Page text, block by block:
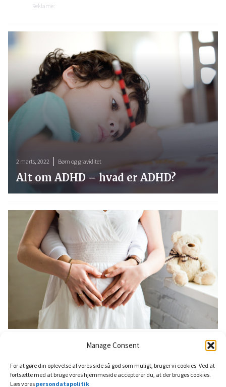
Manage Consent
For at gøre din oplevelse af vores side så god som muligt, bruger vi cookies. Ved at
fortsætte med at bruge vores hjemmeside accepterer du, at der bruges cookies.
Læs vores persondatapolitik
Reklame:
Børn og graviditet
Menstruation er en blødning fra livmoderen. Cirka 14 dage efter menstruationen får man normalt ægløsning, og så er det muligt at blive gravid. Der skal være et modent æg i æggelederen samt sædceller, for at en befrugtning kan finde sted. Sommetider kommer der alligevel ingen graviditet, og det kan skyldes forskellige ting. Man kan få hjælp, hvis man er ramt af ufrivillig barnløshed. Graviditeten inddeles som regel i tre dele – de såkaldte trimestre. Det første trimester varer til og med uge 14; det andet trimester til mellem uge 15 og 28, og det tredje trimester varer fra uge 29 til fødslen.
2 marts, 2022 Børn og graviditet
Alt om ADHD – hvad er ADHD?